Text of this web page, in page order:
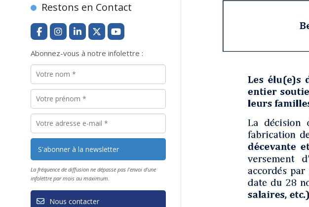
Restons en Contact
Abonnez-vous à notre infolettre :
La fréquence de diffusion ne dépasse pas l'envoi d'une
infolettre par mois au maximum.
Nous contacter